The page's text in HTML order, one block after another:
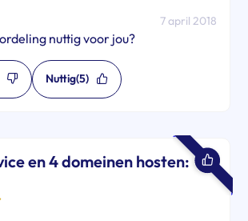
7 april 2018
nuttig voor jou?
Nuttig(5)
en 4 domeinen hosten: